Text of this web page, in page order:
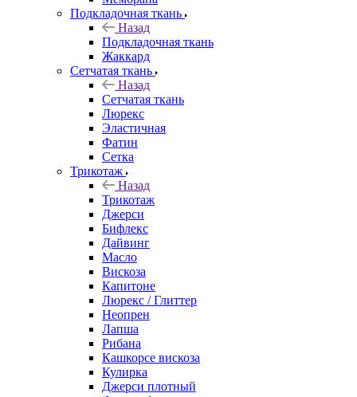
Подкладочная ткань
Назад
Подкладочная ткань
Жаккард
Сетчатая ткань
Назад
Сетчатая ткань
Люрекс
Эластичная
Фатин
Сетка
Трикотаж
Назад
Трикотаж
Джерси
Бифлекс
Дайвинг
Масло
Вискоза
Капитоне
Люрекс / Глиттер
Неопрен
Лапша
Рибана
Кашкорсе вискоза
Кулирка
Джерси плотный